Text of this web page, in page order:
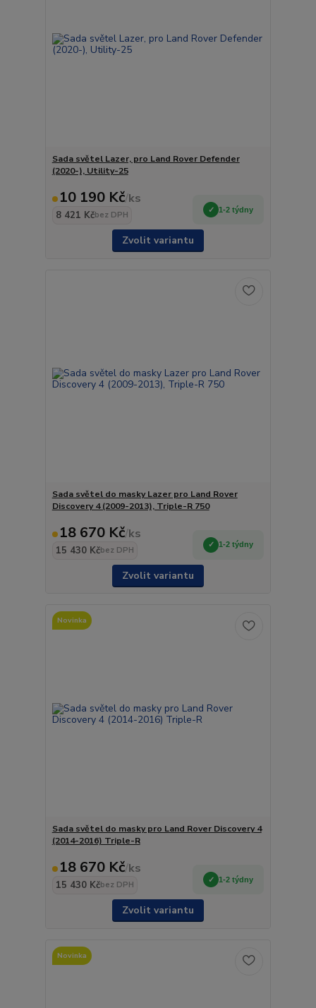
Sada světel Lazer, pro Land Rover Defender
(2020-), Utility-25
10 190 Kč/ks
8 421 Kčbez DPH
1-2 týdny
Zvolit variantu
Sada světel do masky Lazer pro Land Rover
Discovery 4 (2009-2013), Triple-R 750
18 670 Kč/ks
15 430 Kčbez DPH
1-2 týdny
Zvolit variantu
Novinka
Sada světel do masky pro Land Rover Discovery 4
(2014-2016) Triple-R
18 670 Kč/ks
15 430 Kčbez DPH
1-2 týdny
Zvolit variantu
Novinka